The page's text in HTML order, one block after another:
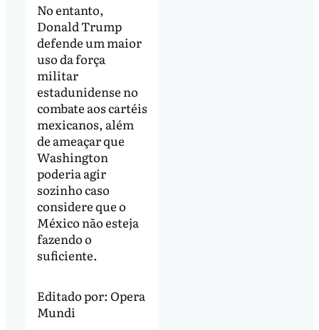
No entanto,
Donald Trump
defende um maior
uso da força
militar
estadunidense no
combate aos cartéis
mexicanos, além
de ameaçar que
Washington
poderia agir
sozinho caso
considere que o
México não esteja
fazendo o
suficiente.
Editado por: Opera
Mundi